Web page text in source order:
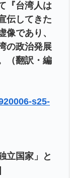
『台湾人は
伝してきた
像であり、
の政治発展
（翻訳・編
s25-
立国家」と